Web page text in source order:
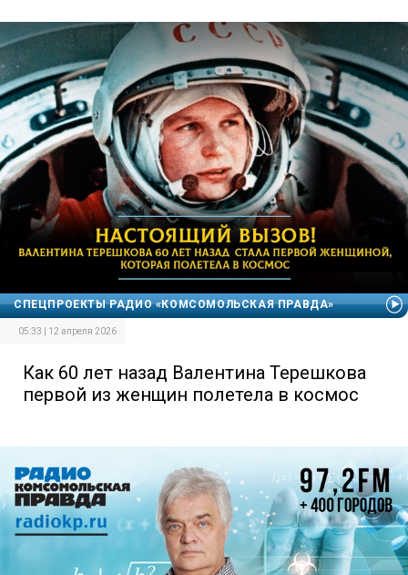
СПЕЦПРОЕКТЫ РАДИО «КОМСОМОЛЬСКАЯ ПРАВДА»
05:33 | 12 апреля 2026
Как 60 лет назад Валентина Терешкова
первой из женщин полетела в космос